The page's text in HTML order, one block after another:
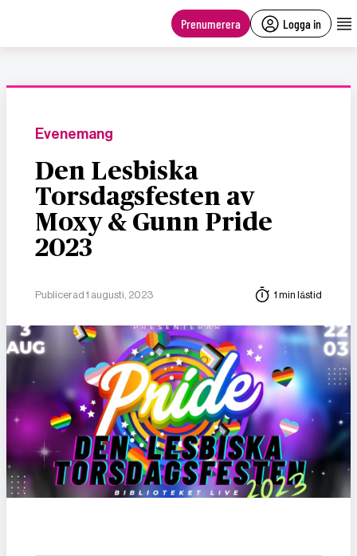
Prenumerera Logga in
Evenemang
Den Lesbiska
Torsdagsfesten av
Moxy & Gunn Pride
2023
Publicerad 1 augusti, 2023 1 min lästid